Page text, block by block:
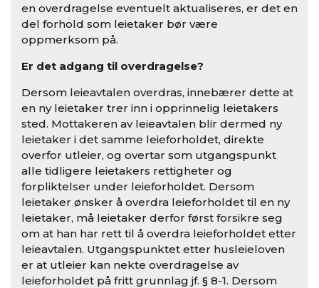
en overdragelse eventuelt aktualiseres, er det en
del forhold som leietaker bør være
oppmerksom på.
Er det adgang til overdragelse?
Dersom leieavtalen overdras, innebærer dette at
en ny leietaker trer inn i opprinnelig leietakers
sted. Mottakeren av leieavtalen blir dermed ny
leietaker i det samme leieforholdet, direkte
overfor utleier, og overtar som utgangspunkt
alle tidligere leietakers rettigheter og
forpliktelser under leieforholdet. Dersom
leietaker ønsker å overdra leieforholdet til en ny
leietaker, må leietaker derfor først forsikre seg
om at han har rett til å overdra leieforholdet etter
leieavtalen. Utgangspunktet etter husleieloven
er at utleier kan nekte overdragelse av
leieforholdet på fritt grunnlag jf. § 8-1. Dersom